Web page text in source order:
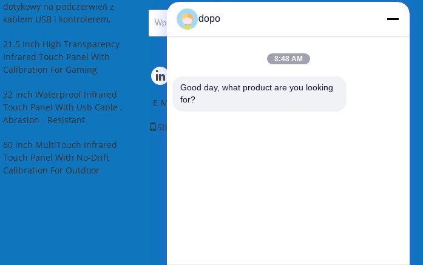
dotykowy na podczerwień z
kablem USB i kontrolerem,
21.5 Inch High Transparency
Infrared Touch Panel With
Calibration For Gaming
32 inch Waterproof Infrared
Touch Panel With Usb Cable ,
Abrasion - Resistant
60 inch MultiTouch Infrared
Touch Panel With No-Drift
Calibration For Outdoor
E-Mail |Mapa strony
Strona mobilna
dopo
8:48 AM
Good day, what product are you looking
for?